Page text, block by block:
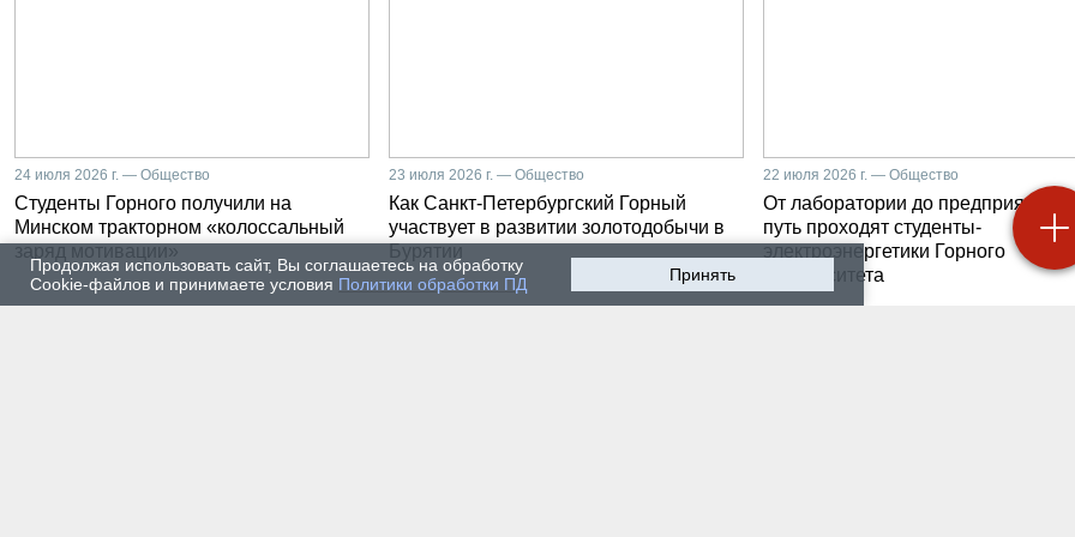
Продолжая использовать сайт, Вы соглашаетесь на обработку
Cookie-файлов и принимаете условия Политики обработки ПД Принять
24 июля 2026 г. — Общество
Студенты Горного получили на
Минском тракторном «колоссальный
заряд мотивации»
23 июля 2026 г. — Общество
Как Санкт-Петербургский Горный
участвует в развитии золотодобычи в
Бурятии
22 июля 2026 г. — Общество
От лаборатории до предприятия:
путь проходят студенты-
электроэнергетики Горного
университета